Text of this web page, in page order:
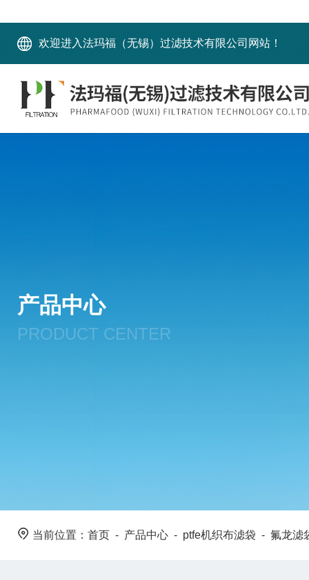
欢迎进入法玛福（无锡）过滤技术有限公司网站！
产品中心
PRODUCT CENTER
当前位置： 首页 - 产品中心 - ptfe机织布滤袋 - 氟龙滤